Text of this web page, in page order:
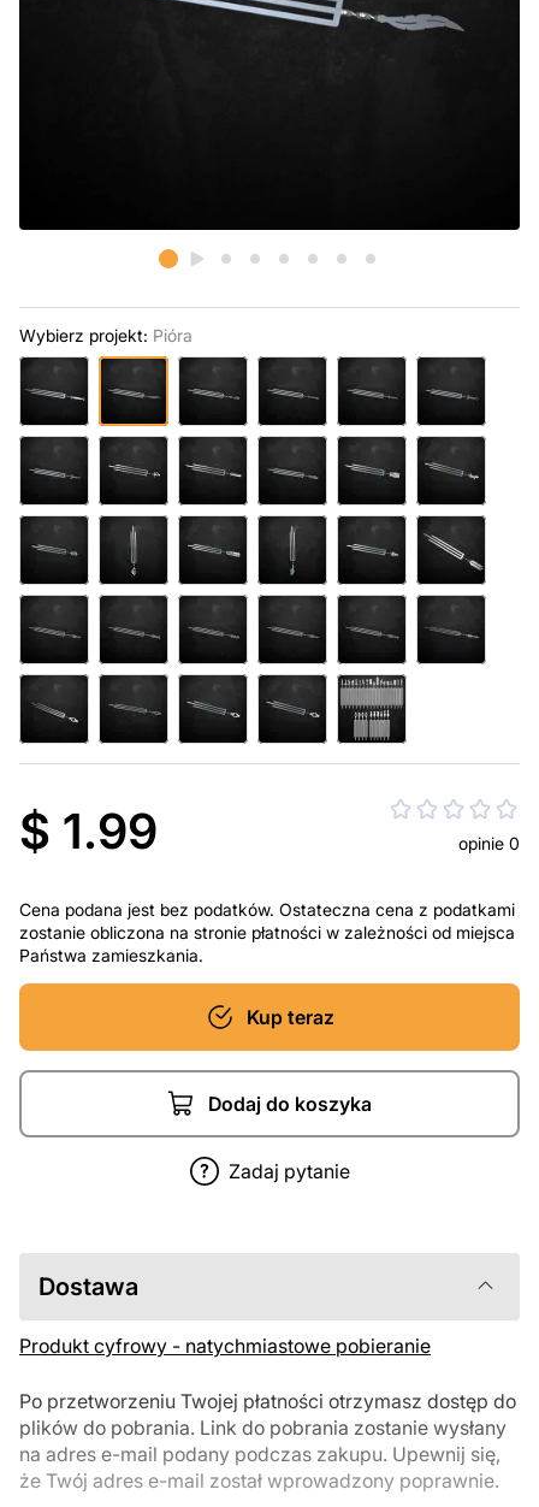
Wybierz projekt: Pióra
$ 1.99 opinie 0
Cena podana jest bez podatków. Ostateczna cena z podatkami
zostanie obliczona na stronie płatności w zależności od miejsca
Państwa zamieszkania.
Kup teraz
Dodaj do koszyka
Zadaj pytanie
Dostawa
Produkt cyfrowy - natychmiastowe pobieranie
Po przetworzeniu Twojej płatności otrzymasz dostęp do
plików do pobrania. Link do pobrania zostanie wysłany
na adres e-mail podany podczas zakupu. Upewnij się,
że Twój adres e-mail został wprowadzony poprawnie.